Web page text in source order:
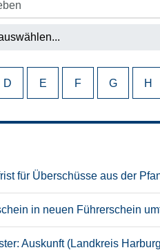
D E F G H
für Überschüsse aus der
in neuen Führerschein
Auskunft (Landkreis